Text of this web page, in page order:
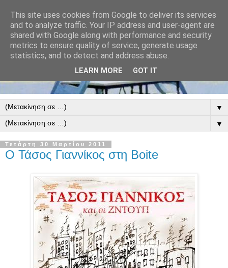
▼
▼
Τετάρτη 30 Μαρτίου 2011
Ο Τάσος Γιαννίκος στη Boite
This site uses cookies from Google to deliver its services
and to analyze traffic. Your IP address and user-agent are
shared with Google along with performance and security
metrics to ensure quality of service, generate usage
statistics, and to detect and address abuse.
LEARN MORE GOT IT